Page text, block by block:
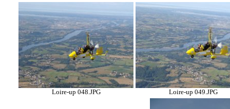
Loire-up 048.JPG Loire-up 049.JPG